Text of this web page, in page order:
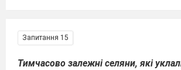
Запитання 15
Тимчасово залежні селяни, які